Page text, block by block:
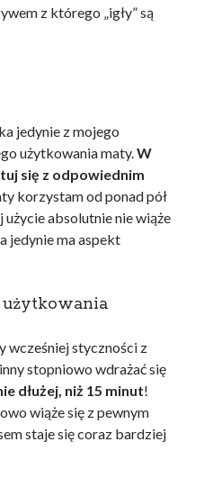
z którego „igły” są
jedynie z mojego
użytkowania maty.W
się z odpowiednim
korzystam od ponad pół
absolutnie nie wiąże
jedynie ma aspekt
wcześniej styczności z
stopniowo wdrażać się
dłużej, niż 15 minut!
wiąże się z pewnym
staje się coraz bardziej